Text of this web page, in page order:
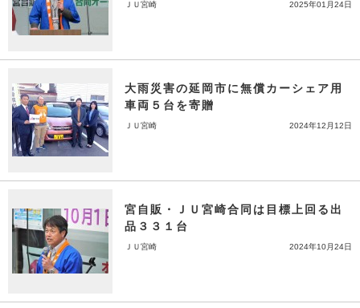
ＪＵ宮崎 2025年01月24日
大雨災害の延岡市に無償カーシェア用
車両５台を寄贈
ＪＵ宮崎 2024年12月12日
宮自販・ＪＵ宮崎合同は目標上回る出
品３３１台
ＪＵ宮崎 2024年10月24日